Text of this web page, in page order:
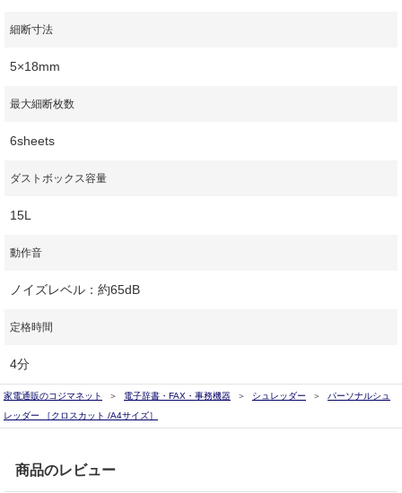
細断寸法
5×18mm
最大細断枚数
6sheets
ダストボックス容量
15L
動作音
ノイズレベル：約65dB
定格時間
4分
家電通販のコジマネット 電子辞書・FAX・事務機器 シュレッダー
パーソナルシュ
レッダー ［クロスカット /A4サイズ］
商品のレビュー